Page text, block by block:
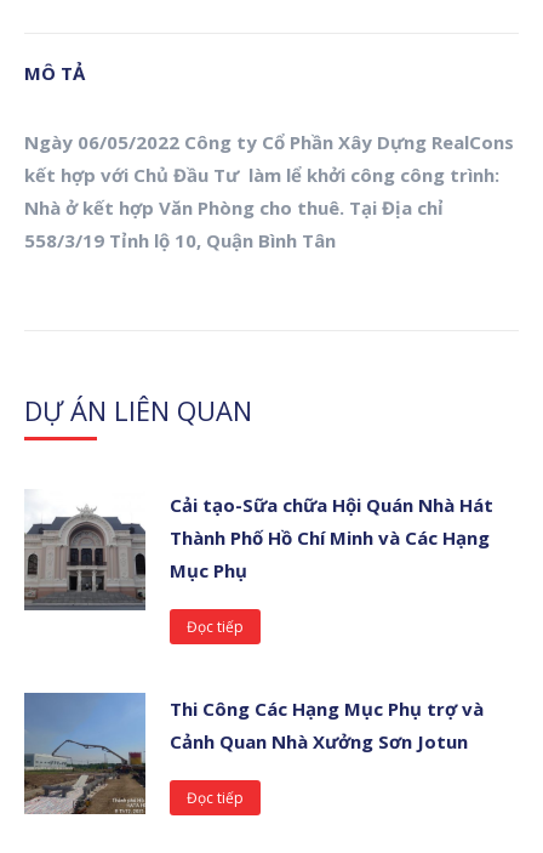
MÔ TẢ
Ngày 06/05/2022 Công ty Cổ Phần Xây Dựng RealCons
kết hợp với Chủ Đầu Tư làm lể khởi công công trình:
Nhà ở kết hợp Văn Phòng cho thuê. Tại Địa chỉ
558/3/19 Tỉnh lộ 10, Quận Bình Tân
DỰ ÁN LIÊN QUAN
Cải tạo-Sữa chữa Hội Quán Nhà Hát
Thành Phố Hồ Chí Minh và Các Hạng
Mục Phụ
Đọc tiếp
Thi Công Các Hạng Mục Phụ trợ và
Cảnh Quan Nhà Xưởng Sơn Jotun
Đọc tiếp